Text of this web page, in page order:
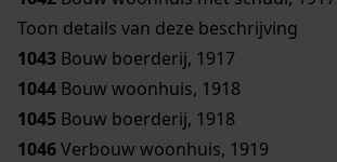
Toon details van deze beschrijving
1043 Bouw boerderij, 1917
1044 Bouw woonhuis, 1918
1045 Bouw boerderij, 1918
1046Verbouw woonhuis, 1919